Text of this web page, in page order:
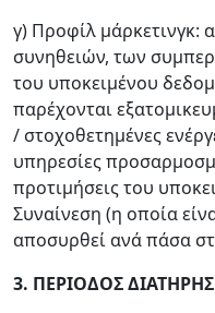
γ) Προφίλ μάρκετινγκ:
συνηθειών, των
του υποκειμένου
παρέχονται
/ στοχοθετημένες
υπηρεσίες
προτιμήσεις του
Συναίνεση (η οποία
αποσυρθεί ανά πάσα
3. ΠΕΡΙΟΔΟΣ